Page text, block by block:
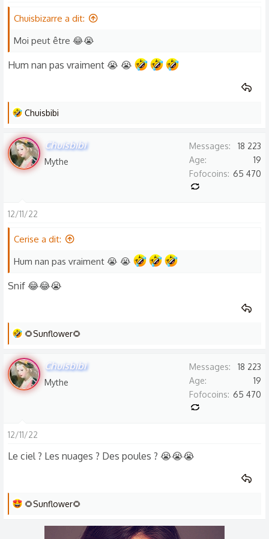
o
s
Chuisbizarre a dit:
Moi peut être 😂😭
Hum nan pas vraiment 😭 😭
L
s
r
é
t
o
s
Chuisbibi
Chuisbibi
Mythe
Messages
18 223
Age
19
Fofocoins 65 470
12/11/22
Cerise a dit:
Hum nan pas vraiment 😭 😭
Snif 😂😂😭
L
s
r
é
t
o
🌻Sunflower🌻
Chuisbibi
Mythe
Messages
18 223
Age
19
Fofocoins 65 470
12/11/22
Le ciel ? Les nuages ? Des poules ? 😭😭😭
L
🌻Sunflower🌻